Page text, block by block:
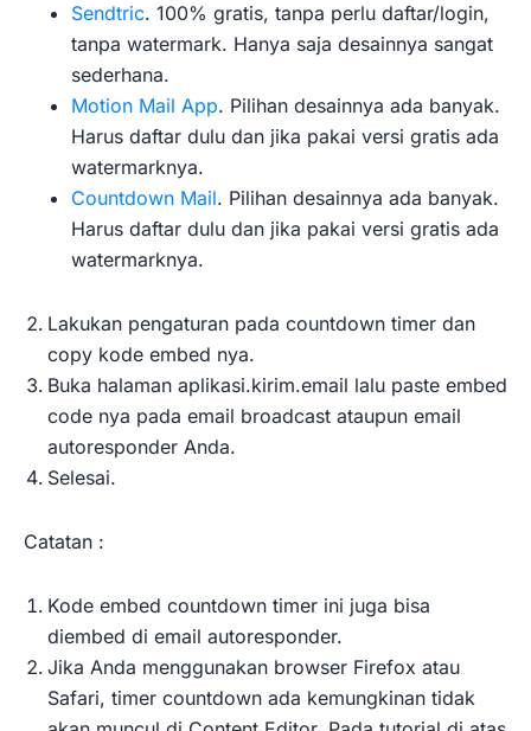
Sendtric. 100% gratis, tanpa perlu daftar/login,
tanpa watermark. Hanya saja desainnya sangat
sederhana.
Motion Mail App. Pilihan desainnya ada banyak.
Harus daftar dulu dan jika pakai versi gratis ada
watermarknya.
Countdown Mail. Pilihan desainnya ada banyak.
Harus daftar dulu dan jika pakai versi gratis ada
watermarknya.
Lakukan pengaturan pada countdown timer dan
copy kode embed nya.
Buka halaman aplikasi.kirim.email lalu paste embed
code nya pada email broadcast ataupun email
autoresponder Anda.
Selesai.
Catatan :
Kode embed countdown timer ini juga bisa
diembed di email autoresponder.
Jika Anda menggunakan browser Firefox atau
Safari, timer countdown ada kemungkinan tidak